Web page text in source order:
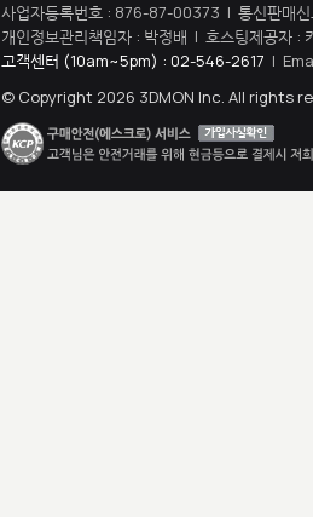
사업자등록번호 : 876-87-00373 | 통신판매
개인정보관리책임자 : 박정배 | 호스팅제공자 :
고객센터 (10am~5pm) : 02-546-2617 |
© Copyright 2026 3DMON Inc. All rights